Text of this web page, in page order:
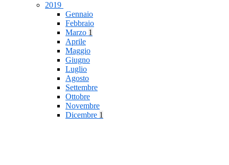
2019
Gennaio
Febbraio
Marzo 1
Aprile
Maggio
Giugno
Luglio
Agosto
Settembre
Ottobre
Novembre
Dicembre 1